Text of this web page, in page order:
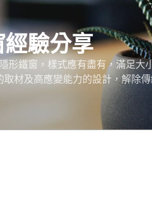
驗分享
形鐵窗，樣式應有盡有，滿足
材及高應變能力的設計，解除